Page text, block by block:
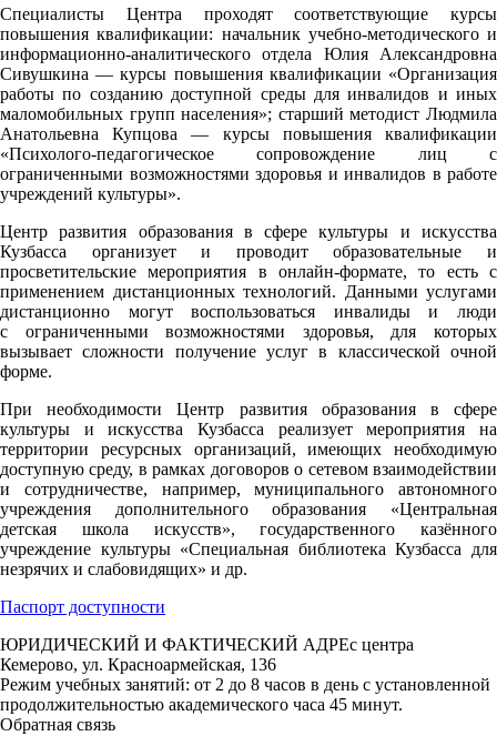
Специалисты Центра проходят соответствующие курсы
повышения квалификации: начальник учебно-методического и
информационно-аналитического отдела Юлия Александровна
Сивушкина — курсы повышения квалификации «Организация
работы по созданию доступной среды для инвалидов и иных
маломобильных групп населения»; старший методист Людмила
Анатольевна Купцова — курсы повышения квалификации
«Психолого-педагогическое сопровождение лиц с
ограниченными возможностями здоровья и инвалидов в работе
учреждений культуры».
Центр развития образования в сфере культуры и искусства
Кузбасса организует и проводит образовательные и
просветительские мероприятия в онлайн-формате, то есть с
применением дистанционных технологий. Данными услугами
дистанционно могут воспользоваться инвалиды и люди
с ограниченными возможностями здоровья, для которых
вызывает сложности получение услуг в классической очной
форме.
При необходимости Центр развития образования в сфере
культуры и искусства Кузбасса реализует мероприятия на
территории ресурсных организаций, имеющих необходимую
доступную среду, в рамках договоров о сетевом взаимодействии
и сотрудничестве, например, муниципального автономного
учреждения дополнительного образования «Центральная
детская школа искусств», государственного казённого
учреждение культуры «Специальная библиотека Кузбасса для
незрячих и слабовидящих» и др.
Паспорт доступности
ЮРИДИЧЕСКИЙ И ФАКТИЧЕСКИЙ АДРЕс центра
Кемерово, ул. Красноармейская, 136
Режим учебных занятий: от 2 до 8 часов в день с установленной
продолжительностью академического часа 45 минут.
Обратная связь